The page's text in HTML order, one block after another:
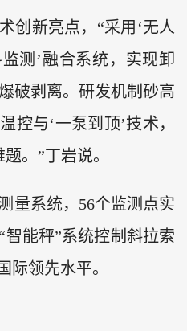
创新亮点，“采用‘无人
测’融合系统，实现卸
破剥离。研发机制砂高
控与‘一泵到顶’技术，
。”丁岩说。
量系统，56个监测点实
能秤”系统控制斜拉索
际领先水平。